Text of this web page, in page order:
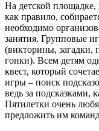
На детской площадке,
как правило,
необходимо
занятия. Групповые
(викторины, загадки,
гонки). Всем детям
квест, который
игры – поиск
ведь за подсказками,
Пятилетки очень
предложить им